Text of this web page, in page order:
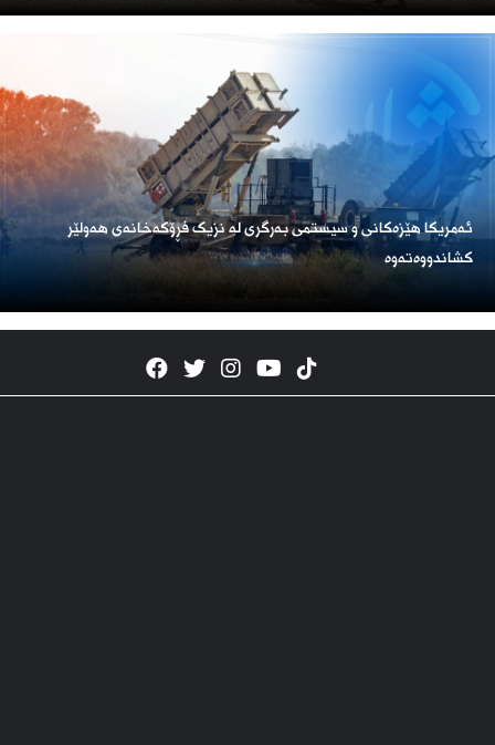
ئەمریكا هێزەكانی و سیستمی بەرگری لە نزیک فڕۆكەخانەی هەولێر
كشاندووەتەوە